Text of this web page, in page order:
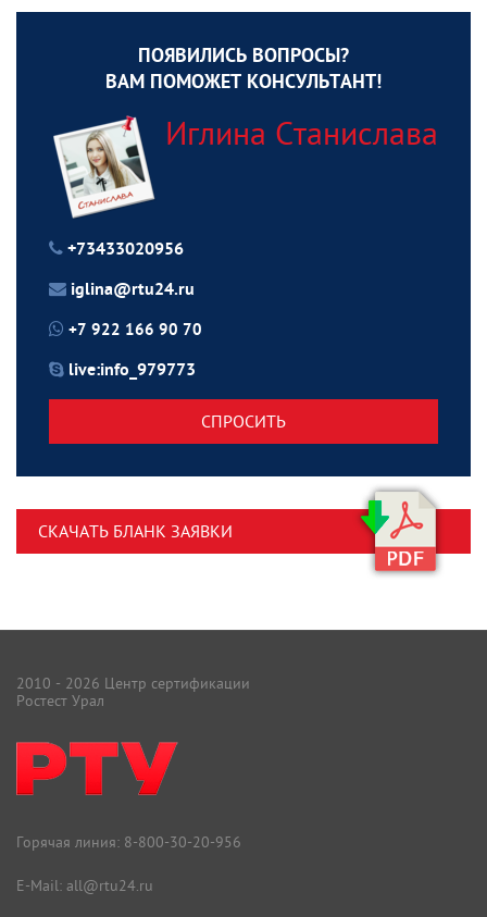
ПОЯВИЛИСЬ ВОПРОСЫ?
ВАМ ПОМОЖЕТ КОНСУЛЬТАНТ!
Иглина Станислава
+73433020956
iglina@rtu24.ru
+7 922 166 90 70
live:info_979773
СПРОСИТЬ
СКАЧАТЬ БЛАНК ЗАЯВКИ
2010 - 2026 Центр сертификации
Ростест Урал
Горячая линия: 8-800-30-20-956
E-Mail: all@rtu24.ru